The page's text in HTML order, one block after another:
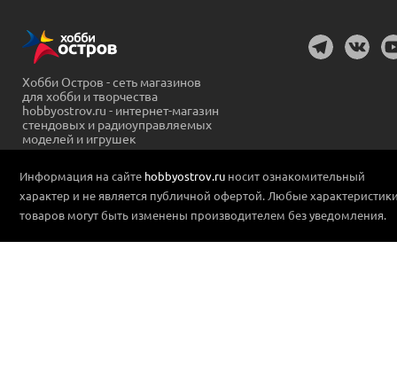
Хобби Остров - сеть магазинов
для хобби и творчества
hobbyostrov.ru - интернет-магазин
стендовых и радиоуправляемых
моделей и игрушек
Информация на сайте hobbyostrov.ru носит ознакомительный
характер и не является публичной офертой. Любые
товаров могут быть изменены производителем без уведомления.